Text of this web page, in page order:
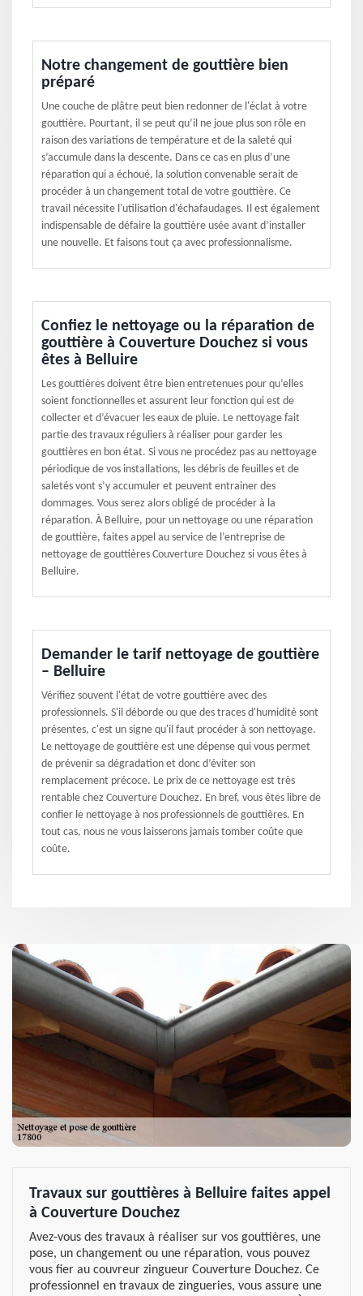
Notre changement de gouttière bien
préparé
Une couche de plâtre peut bien redonner de l'éclat à votre
gouttière. Pourtant, il se peut qu’il ne joue plus son rôle en
raison des variations de température et de la saleté qui
s’accumule dans la descente. Dans ce cas en plus d’une
réparation qui a échoué, la solution convenable serait de
procéder à un changement total de votre gouttière. Ce
travail nécessite l'utilisation d'échafaudages. Il est également
indispensable de défaire la gouttière usée avant d’installer
une nouvelle. Et faisons tout ça avec professionnalisme.
Confiez le nettoyage ou la réparation de
gouttière à Couverture Douchez si vous
êtes à Belluire
Les gouttières doivent être bien entretenues pour qu’elles
soient fonctionnelles et assurent leur fonction qui est de
collecter et d’évacuer les eaux de pluie. Le nettoyage fait
partie des travaux réguliers à réaliser pour garder les
gouttières en bon état. Si vous ne procédez pas au nettoyage
périodique de vos installations, les débris de feuilles et de
saletés vont s’y accumuler et peuvent entrainer des
dommages. Vous serez alors obligé de procéder à la
réparation. À Belluire, pour un nettoyage ou une réparation
de gouttière, faites appel au service de l’entreprise de
nettoyage de gouttières Couverture Douchez si vous êtes à
Belluire.
Demander le tarif nettoyage de gouttière
– Belluire
Vérifiez souvent l'état de votre gouttière avec des
professionnels. S'il déborde ou que des traces d'humidité sont
présentes, c'est un signe qu'il faut procéder à son nettoyage.
Le nettoyage de gouttière est une dépense qui vous permet
de prévenir sa dégradation et donc d’éviter son
remplacement précoce. Le prix de ce nettoyage est très
rentable chez Couverture Douchez. En bref, vous êtes libre de
confier le nettoyage à nos professionnels de gouttières. En
tout cas, nous ne vous laisserons jamais tomber coûte que
coûte.
Travaux sur gouttières à Belluire faites appel
à Couverture Douchez
Avez-vous des travaux à réaliser sur vos gouttières, une
pose, un changement ou une réparation, vous pouvez
vous fier au couvreur zingueur Couverture Douchez. Ce
professionnel en travaux de zingueries, vous assure une